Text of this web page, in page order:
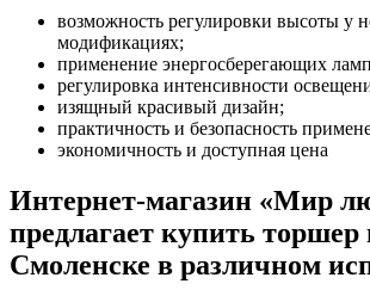
возможность регулировки высоты у
модификациях;
применение энергосберегающих
регулировка интенсивности
изящный красивый дизайн;
практичность и безопасность
экономичность и доступная цена
Интернет-магазин «Мир
предлагает купить торшер
Смоленске в различном